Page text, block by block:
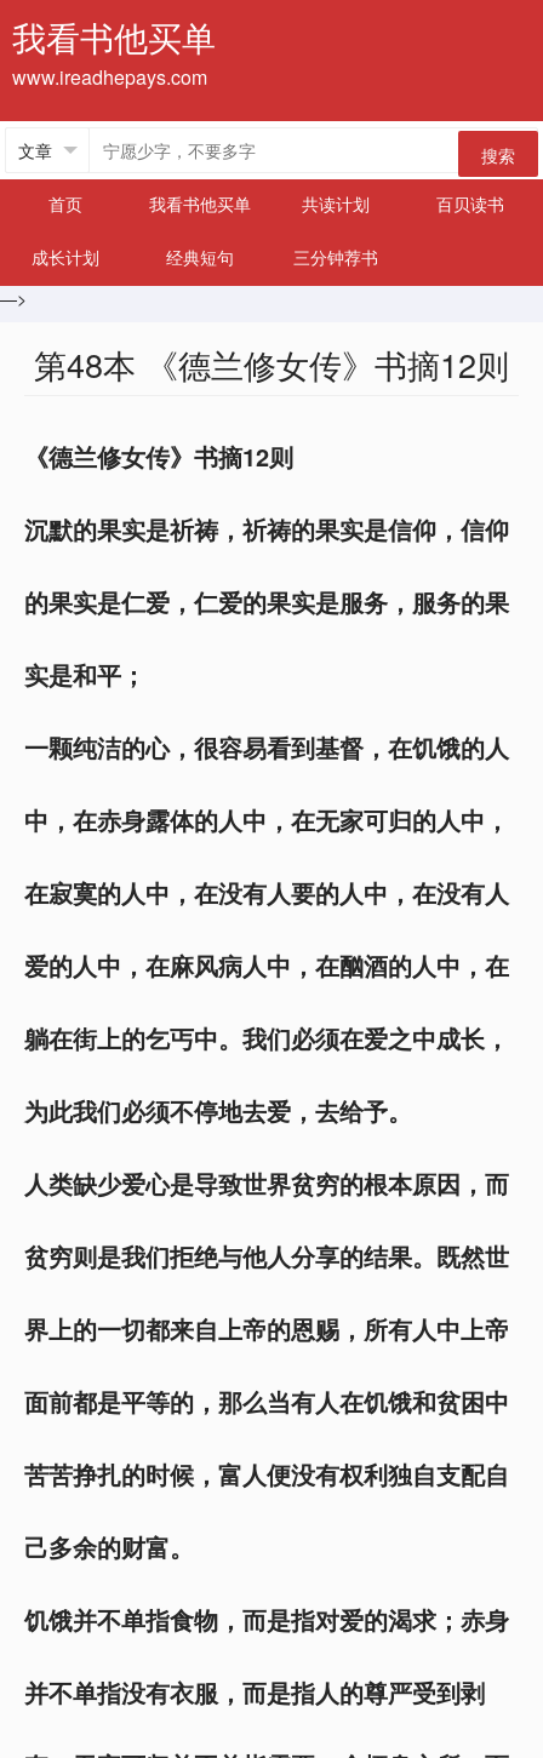
我看书他买单
www.ireadhepays.com
搜索
首页
我看书他买单 共读计划 百贝读书
成长计划 经典短句
三分钟荐书
—>
第48本 《德兰修女传》书摘12则
《德兰修女传》书摘12则
沉默的果实是祈祷，祈祷的果实是信仰，信仰
的果实是仁爱，仁爱的果实是服务，服务的果
实是和平；
一颗纯洁的心，很容易看到基督，在饥饿的人
中，在赤身露体的人中，在无家可归的人中，
在寂寞的人中，在没有人要的人中，在没有人
爱的人中，在麻风病人中，在酗酒的人中，在
躺在街上的乞丐中。我们必须在爱之中成长，
为此我们必须不停地去爱，去给予。
人类缺少爱心是导致世界贫穷的根本原因，而
贫穷则是我们拒绝与他人分享的结果。既然世
界上的一切都来自上帝的恩赐，所有人中上帝
面前都是平等的，那么当有人在饥饿和贫困中
苦苦挣扎的时候，富人便没有权利独自支配自
己多余的财富。
饥饿并不单指食物，而是指对爱的渴求；赤身
并不单指没有衣服，而是指人的尊严受到剥